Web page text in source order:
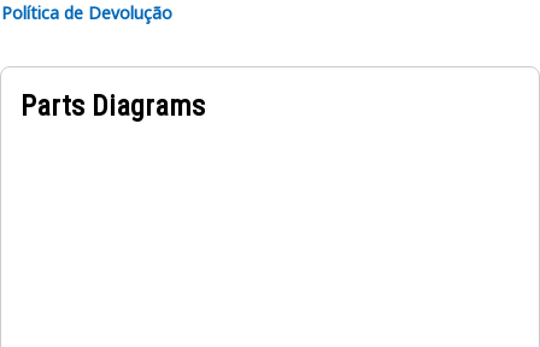
Política de Devolução
Parts Diagrams